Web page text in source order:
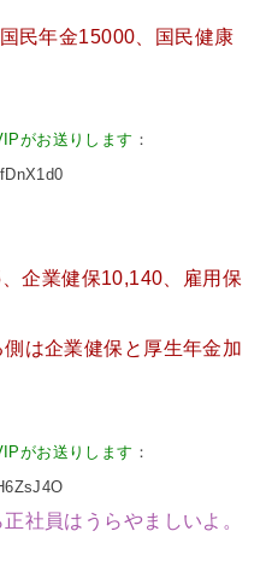
民年金15000、国民健康
がお送りします ：
企業健保10,140、雇用保
は企業健保と厚生年金加
がお送りします ：
社員はうらやましいよ。